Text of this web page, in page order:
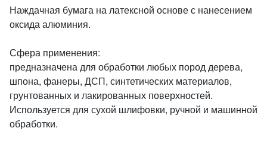
Наждачная бумага на латексной основе с нанесением
оксида алюминия.
Сфера применения:
предназначена для обработки любых пород дерева,
шпона, фанеры, ДСП, синтетических материалов,
грунтованных и лакированных поверхностей.
Используется для сухой шлифовки, ручной и машинной
обработки.